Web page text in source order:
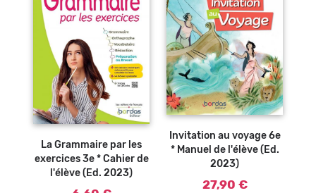
Ajouter au
La Grammaire par les
exercices 3e * Cahier de
l'élève (Ed. 2023)
Ajouter au
Invitation au voyage 6e
* Manuel de l'élève (Ed.
2023)
27,90 €